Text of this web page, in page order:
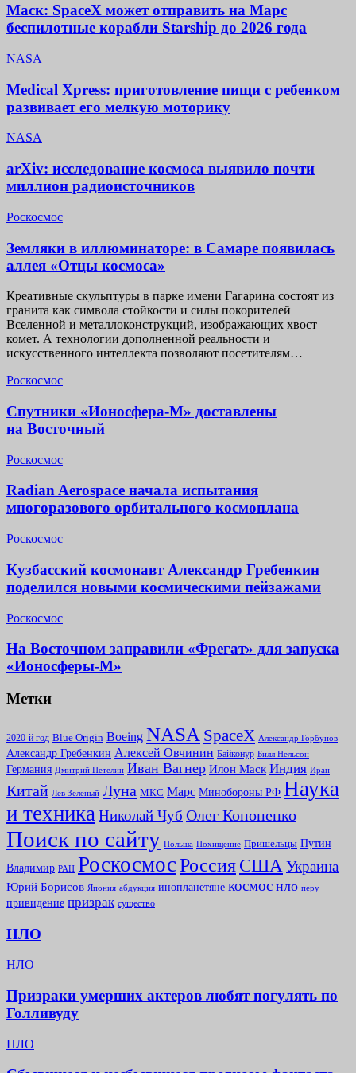
Маск: SpaceX может отправить на Марс
беспилотные корабли Starship до 2026 года
NASA
Medical Xpress: приготовление пищи с ребенком
развивает его мелкую моторику
NASA
arXiv: исследование космоса выявило почти
миллион радиоисточников
Роскосмос
Земляки в иллюминаторе: в Самаре появилась
аллея «Отцы космоса»
Креативные скульптуры в парке имени Гагарина состоят из
гранита как символа стойкости и силы покорителей
Вселенной и металлоконструкций, изображающих хвост
комет. А технологии дополненной реальности и
искусственного интеллекта позволяют посетителям…
Роскосмос
Спутники «Ионосфера-М» доставлены
на Восточный
Роскосмос
Radian Aerospace начала испытания
многоразового орбитального космоплана
Роскосмос
Кузбасский космонавт Александр Гребенкин
поделился новыми космическими пейзажами
Роскосмос
На Восточном заправили «Фрегат» для запуска
«Ионосферы-М»
Метки
2020-й год Blue Origin Boeing NASA SpaceX Александр Горбунов
Александр Гребенкин Алексей Овчинин Байконур Билл Нельсон
Германия Дмитрий Петелин Иван Вагнер Илон Маск Индия Иран
Китай Лев Зеленый Луна МКС Марс Минoбороны РФ Наука
и техника Николай Чуб Олег Кононенко
Поиск по сайту Польша Похищение Пришельцы Путин
Владимир РАН РоскосмосРоссияСША Украина
Юрий Борисов Япония абдукция инопланетяне космос нло перу
привидение призрак существо
НЛО
НЛО
Призраки умерших актеров любят погулять по
Голливуду
НЛО